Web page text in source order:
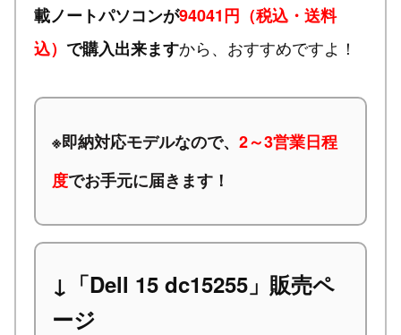
載ノートパソコンが94041円（税込・送料
込） で購入出来ますから、おすすめですよ！
※即納対応モデルなので、 2～3営業日程
度でお手元に届きます！
↓「Dell 15 dc15255」販売ペ
ージ